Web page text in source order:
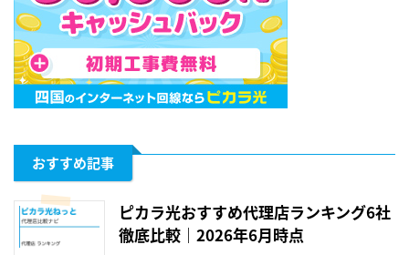
おすすめ記事
ピカラ光おすすめ代理店ランキング6社
徹底比較｜2026年6月時点